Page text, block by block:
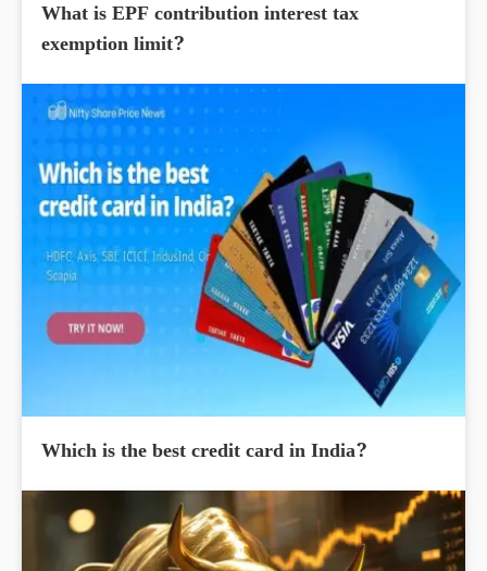
What is EPF contribution interest tax
exemption limit?
Which is the best credit card in India?